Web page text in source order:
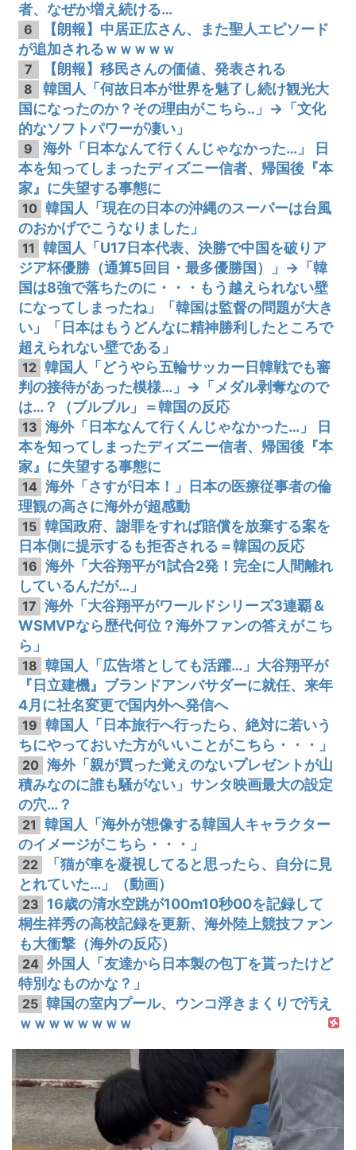
者、なぜか増え続ける…
6
【朗報】中居正広さん、また聖人エピソード
が追加されるｗｗｗｗｗ
7 【朗報】移民さんの価値、発表される
8
韓国人「何故日本が世界を魅了し続け観光大
国になったのか？その理由がこちら‥」→「文化
的なソフトパワーが凄い」
9
海外「日本なんて行くんじゃなかった…」 日
本を知ってしまったディズニー信者、帰国後『本
家』に失望する事態に
10 韓国人「現在の日本の沖縄のスーパーは台風
のおかげでこうなりました」
11
韓国人「U17日本代表、決勝で中国を破りア
ジア杯優勝（通算5回目・最多優勝国）」→「韓
国は8強で落ちたのに・・・もう越えられない壁
になってしまったね」「韓国は監督の問題が大き
い」「日本はもうどんなに精神勝利したところで
超えられない壁である」
12 韓国人「どうやら五輪サッカー日韓戦でも審
判の接待があった模様…」→「メダル剥奪なので
は…？（ブルブル」＝韓国の反応
13 海外「日本なんて行くんじゃなかった…」 日
本を知ってしまったディズニー信者、帰国後『本
家』に失望する事態に
14 海外「さすが日本！」日本の医療従事者の倫
理観の高さに海外が超感動
15 韓国政府、謝罪をすれば賠償を放棄する案を
日本側に提示するも拒否される＝韓国の反応
16 海外「大谷翔平が1試合2発！完全に人間離れ
しているんだが…」
17 海外「大谷翔平がワールドシリーズ3連覇＆
WSMVPなら歴代何位？海外ファンの答えがこち
ら」
18 韓国人「広告塔としても活躍…」大谷翔平が
『日立建機』ブランドアンバサダーに就任、来年
4月に社名変更で国内外へ発信へ
19 韓国人「日本旅行へ行ったら、絶対に若いう
ちにやっておいた方がいいことがこちら・・・」
20 海外「親が買った覚えのないプレゼントが山
積みなのに誰も騒がない」サンタ映画最大の設定
の穴…？
21
韓国人「海外が想像する韓国人キャラクター
のイメージがこちら・・・」
22
「猫が車を凝視してると思ったら、自分に見
とれていた…」（動画）
23 16歳の清水空跳が100m10秒00を記録して
桐生祥秀の高校記録を更新、海外陸上競技ファン
も大衝撃（海外の反応）
24 外国人「友達から日本製の包丁を貰ったけど
特別なものかな？」
25 韓国の室内プール、ウンコ浮きまくりで汚え
ｗｗｗｗｗｗｗｗ
動
画
プ
レ
ー
ヤ